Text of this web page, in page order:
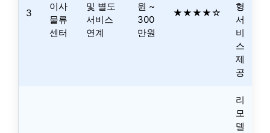
3
이사
물류
센터
및 별도
서비스
연계
원 ~
300
만원
★★★★☆
형
서
비
스
제
공
리
모
델